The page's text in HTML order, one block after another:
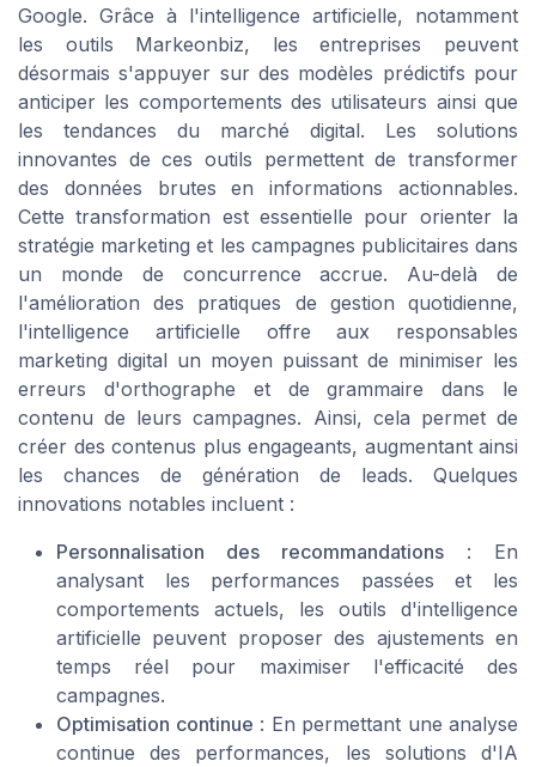
Google. Grâce à l'intelligence artificielle, notamment
les outils Markeonbiz, les entreprises peuvent
désormais s'appuyer sur des modèles prédictifs pour
anticiper les comportements des utilisateurs ainsi que
les tendances du marché digital. Les solutions
innovantes de ces outils permettent de transformer
des données brutes en informations actionnables.
Cette transformation est essentielle pour orienter la
stratégie marketing et les campagnes publicitaires dans
un monde de concurrence accrue. Au-delà de
l'amélioration des pratiques de gestion quotidienne,
l'intelligence artificielle offre aux responsables
marketing digital un moyen puissant de minimiser les
erreurs d'orthographe et de grammaire dans le
contenu de leurs campagnes. Ainsi, cela permet de
créer des contenus plus engageants, augmentant ainsi
les chances de génération de leads. Quelques
innovations notables incluent :
Personnalisation des recommandations : En
analysant les performances passées et les
comportements actuels, les outils d'intelligence
artificielle peuvent proposer des ajustements en
temps réel pour maximiser l'efficacité des
campagnes.
Optimisation continue : En permettant une analyse
continue des performances, les solutions d'IA